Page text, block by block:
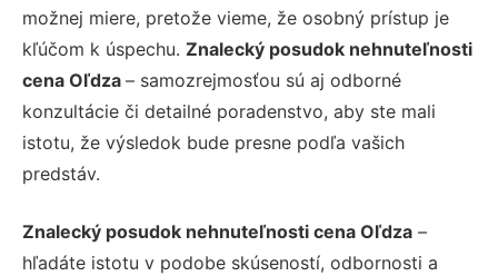
možnej miere, pretože vieme, že osobný prístup je
kľúčom k úspechu. Znalecký posudok nehnuteľnosti
cena Oľdza – samozrejmosťou sú aj odborné
konzultácie či detailné poradenstvo, aby ste mali
istotu, že výsledok bude presne podľa vašich
predstáv.
Znalecký posudok nehnuteľnosti cena Oľdza –
hľadáte istotu v podobe skúseností, odbornosti a